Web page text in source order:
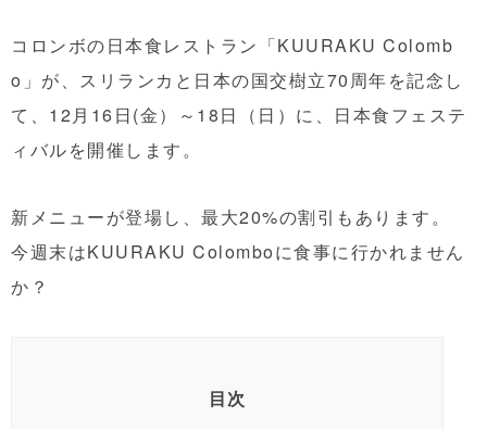
コロンボの日本食レストラン「KUURAKU Colomb
o」が、スリランカと日本の国交樹立70周年を記念し
て、12月16日(金）～18日（日）に、日本食フェステ
ィバルを開催します。
新メニューが登場し、最大20%の割引もあります。
今週末はKUURAKU Colomboに食事に行かれません
か？
目次